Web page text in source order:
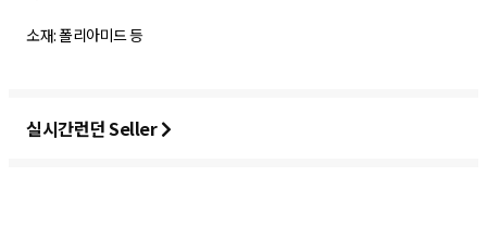
소재: 폴리아미드 등
실시간런던 Seller